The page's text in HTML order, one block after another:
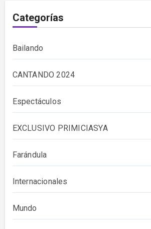
Categorías
Bailando
CANTANDO 2024
Espectáculos
EXCLUSIVO PRIMICIASYA
Farándula
Internacionales
Mundo